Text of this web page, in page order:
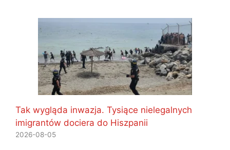
Tak wygląda inwazja. Tysiące nielegalnych
imigrantów dociera do Hiszpanii
2026-08-05